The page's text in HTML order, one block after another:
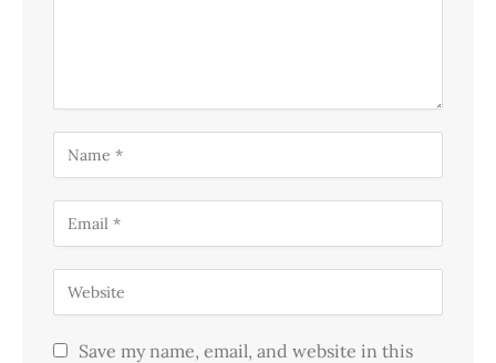
Save my name, email, and website in this